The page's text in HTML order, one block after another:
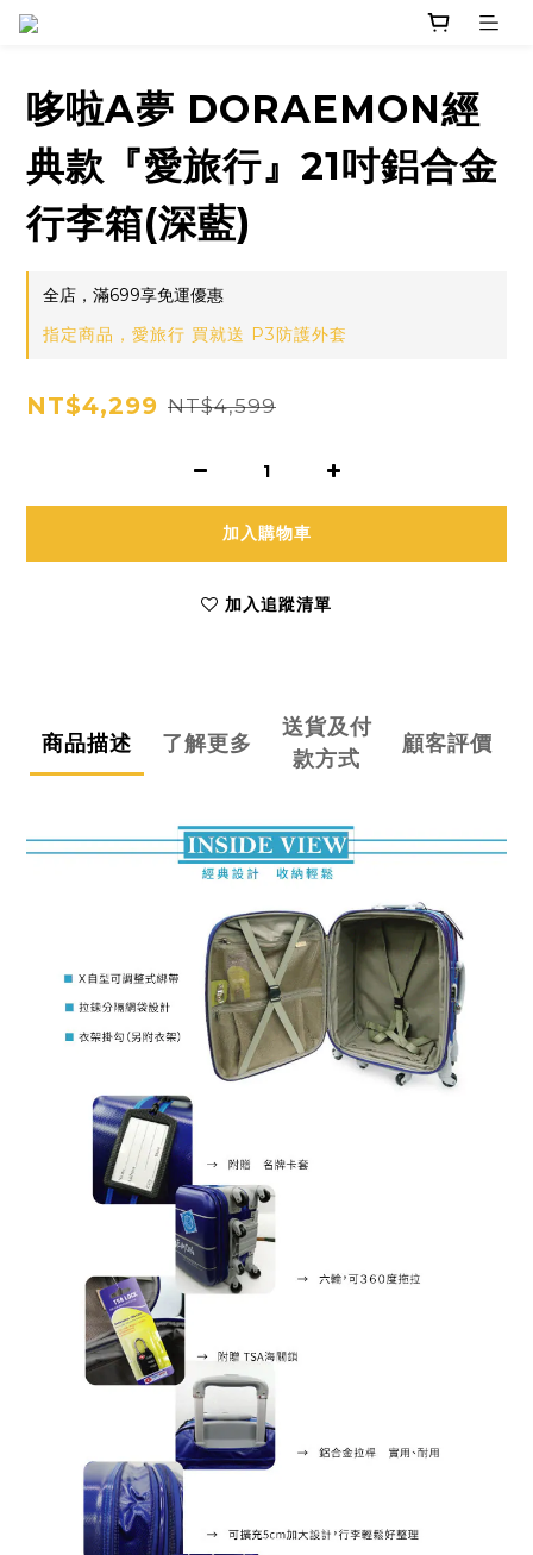
哆啦A夢 DORAEMON經
典款『愛旅行』21吋鋁合金
行李箱(深藍)
全店，滿699享免運優惠
指定商品，愛旅行 買就送 P3防護外套
NT$4,299 NT$4,599
加入購物車
加入追蹤清單
商品描述 了解更多
送貨及付
款方式
顧客評價